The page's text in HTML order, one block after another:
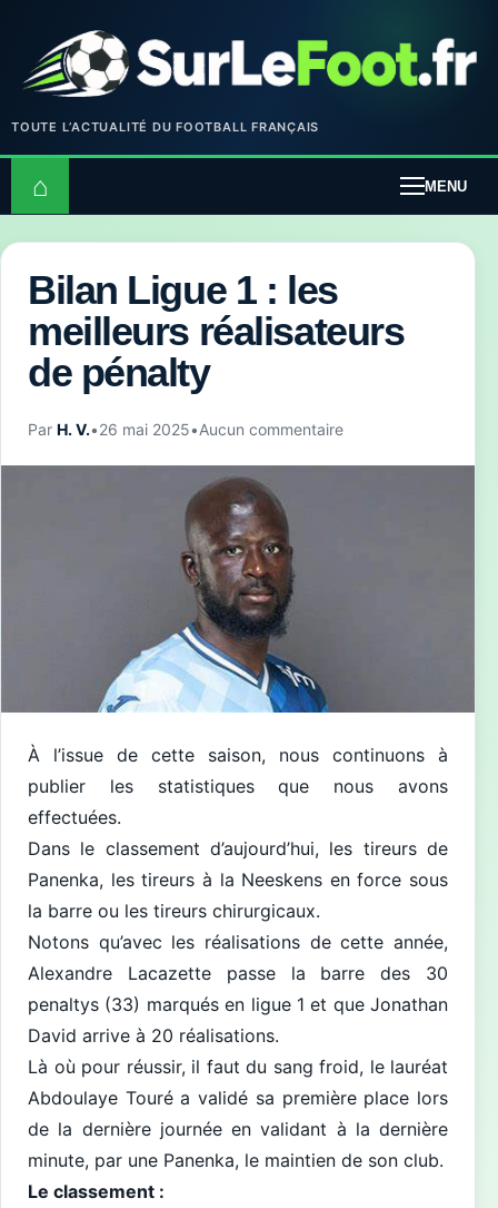
TOUTE L’ACTUALITÉ DU FOOTBALL FRANÇAIS
⌂ MENU
Bilan Ligue 1 : les
meilleurs réalisateurs
de pénalty
Par H. V.•26 mai 2025•Aucun commentaire
À l’issue de cette saison, nous continuons à
publier les statistiques que nous avons
effectuées.
Dans le classement d’aujourd’hui, les tireurs de
Panenka, les tireurs à la Neeskens en force sous
la barre ou les tireurs chirurgicaux.
Notons qu’avec les réalisations de cette année,
Alexandre Lacazette passe la barre des 30
penaltys (33) marqués en ligue 1 et que Jonathan
David arrive à 20 réalisations.
Là où pour réussir, il faut du sang froid, le lauréat
Abdoulaye Touré a validé sa première place lors
de la dernière journée en validant à la dernière
minute, par une Panenka, le maintien de son club.
Le classement :